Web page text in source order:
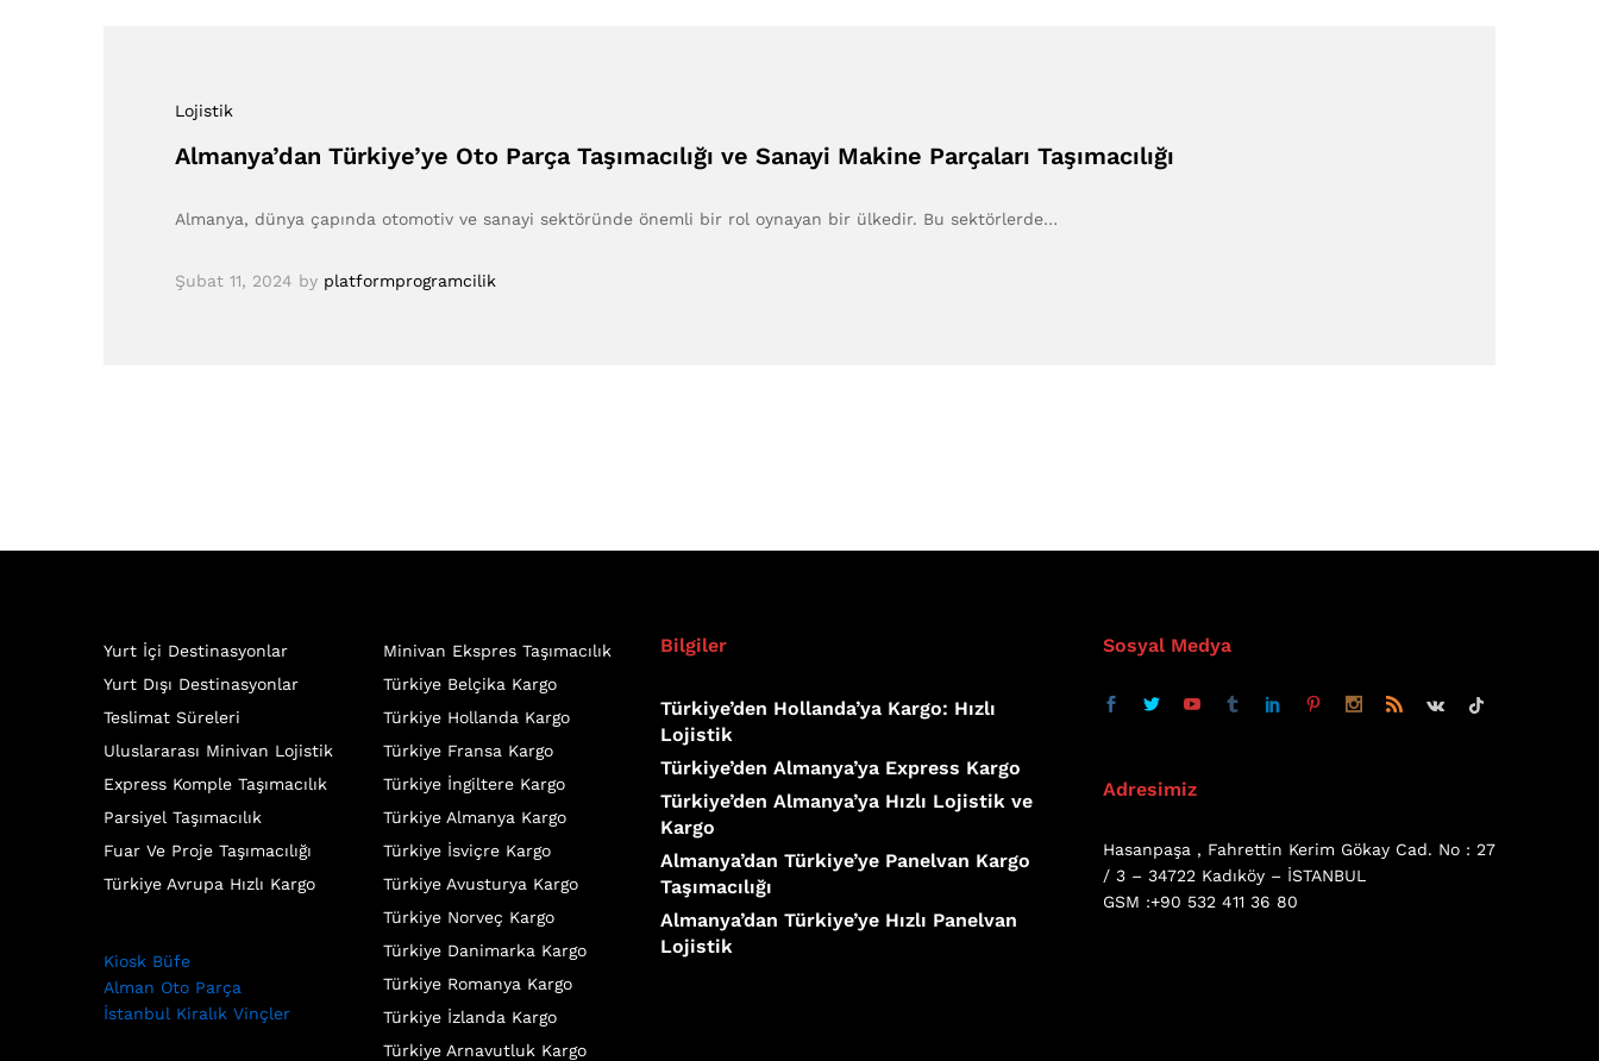
Lojistik
Almanya’dan Türkiye’ye Oto Parça Taşımacılığı ve Sanayi Makine Parçaları Taşımacılığı
Almanya, dünya çapında otomotiv ve sanayi sektöründe önemli bir rol oynayan bir ülkedir. Bu sektörlerde…
Şubat 11, 2024 by platformprogramcilik
Yurt İçi Destinasyonlar
Yurt Dışı Destinasyonlar
Teslimat Süreleri
Uluslararası Minivan Lojistik
Express Komple Taşımacılık
Parsiyel Taşımacılık
Fuar Ve Proje Taşımacılığı
Türkiye Avrupa Hızlı Kargo
Kiosk Büfe
Alman Oto Parça
İstanbul Kiralık Vinçler
Minivan Ekspres Taşımacılık
Türkiye Belçika Kargo
Türkiye Hollanda Kargo
Türkiye Fransa Kargo
Türkiye İngiltere Kargo
Türkiye Almanya Kargo
Türkiye İsviçre Kargo
Türkiye Avusturya Kargo
Türkiye Norveç Kargo
Türkiye Danimarka Kargo
Türkiye Romanya Kargo
Türkiye İzlanda Kargo
Türkiye Arnavutluk Kargo
Bilgiler
Türkiye’den Hollanda’ya Kargo: Hızlı
Lojistik
Türkiye’den Almanya’ya Express Kargo
Türkiye’den Almanya’ya Hızlı Lojistik ve
Kargo
Almanya’dan Türkiye’ye Panelvan Kargo
Taşımacılığı
Almanya’dan Türkiye’ye Hızlı Panelvan
Lojistik
Sosyal Medya
Adresimiz
Hasanpaşa , Fahrettin Kerim Gökay Cad. No : 27
/ 3 – 34722 Kadıköy – İSTANBUL
GSM :+90 532 411 36 80